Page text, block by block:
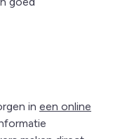
in een online